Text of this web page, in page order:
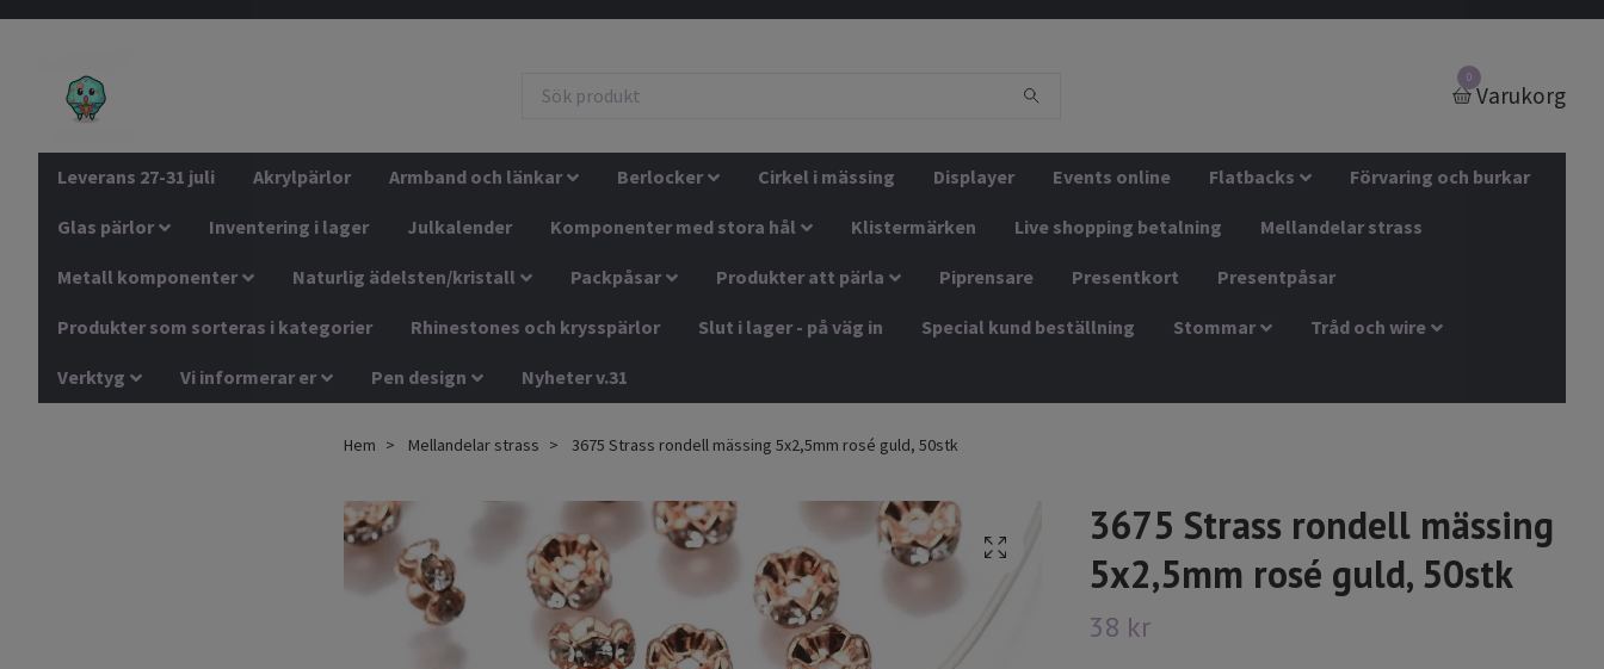
0
Varukorg
Leverans 27-31 juli Akrylpärlor Armband och länkar Berlocker Cirkel i mässing Displayer Events online Flatbacks Förvaring och burkar
Glas pärlor Inventering i lager Julkalender Komponenter med stora hål Klistermärken Live shopping betalning Mellandelar strass
Metall komponenter Naturlig ädelsten/kristall Packpåsar Produkter att pärla Piprensare Presentkort Presentpåsar
Produkter som sorteras i kategorier Rhinestones och krysspärlor Slut i lager - på väg in Special kund beställning Stommar Tråd och wire
Verktyg Vi informerar er Pen design Nyheter v.31
Hem Mellandelar strass 3675 Strass rondell mässing 5x2,5mm rosé guld, 50stk
3675 Strass rondell mässing
5x2,5mm rosé guld, 50stk
38 kr